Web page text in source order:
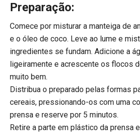
Preparação:
Comece por misturar a manteiga de
e o óleo de coco. Leve ao lume e
ingredientes se fundam. Adicione a
ligeiramente e acrescente os flocos
muito bem.
Distribua o preparado pelas formas
cereais, pressionando-os com uma
prensa e reserve por 5 minutos.
Retire a parte em plástico da prensa